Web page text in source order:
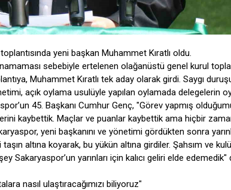
yeni başkan Muhammet Kıratlı oldu.
sebebiyle ertelenen olağanüstü genel kurul
Muhammet Kıratlı tek aday olarak girdi. Saygı
açık oylama usulüyle yapılan oylamada delegelerin
45. Başkanı Cumhur Genç, "Görev yapmış
kaybettik. Maçlar ve puanlar kaybettik ama hiçbir
yeni başkanını ve yönetimi gördükten sonra
altına koyarak, bu yükün altına girdiler. Şahsım ve
Sakaryaspor’un yarınları için kalıcı geliri elde edemedik"
nasıl ulaştıracağımızı biliyoruz"